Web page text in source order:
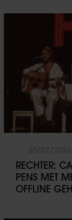
RECHTER:
PENS MET
OFFLINE